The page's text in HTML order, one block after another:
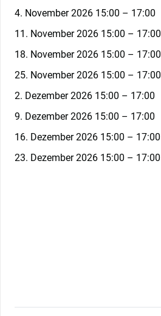
4. November 2026 15:00 – 17:00
11. November 2026 15:00 – 17:00
18. November 2026 15:00 – 17:00
25. November 2026 15:00 – 17:00
2. Dezember 2026 15:00 – 17:00
9. Dezember 2026 15:00 – 17:00
16. Dezember 2026 15:00 – 17:00
23. Dezember 2026 15:00 – 17:00